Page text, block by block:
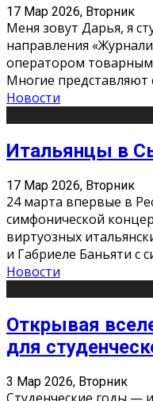
17 Мар 2026, Вторник
Меня зовут Дарья, я
направления
оператором товарным
Многие представляют
Новости
Итальянцы в
17 Мар 2026, Вторник
24 марта впервые в
симфонической
виртуозных
и Габриеле Баньяти с
Новости
Открывая
для
3 Мар 2026, Вторник
Студенческие годы —